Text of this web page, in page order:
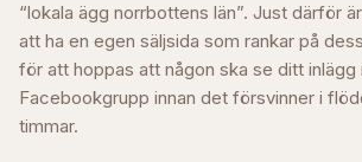
“lokala ägg norrbottens län”. Just därför
att ha en egen säljsida som rankar på
för att hoppas att någon ska se ditt inlägg
Facebookgrupp innan det försvinner i
timmar.